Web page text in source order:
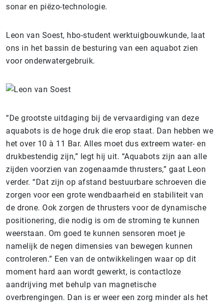
sonar en piëzo-technologie.
Leon van Soest, hbo-student werktuigbouwkunde, laat
ons in het bassin de besturing van een aquabot zien
voor onderwatergebruik.
“De grootste uitdaging bij de vervaardiging van deze
aquabots is de hoge druk die erop staat. Dan hebben we
het over 10 à 11 Bar. Alles moet dus extreem water- en
drukbestendig zijn,” legt hij uit. “Aquabots zijn aan alle
zijden voorzien van zogenaamde thrusters,” gaat Leon
verder. “Dat zijn op afstand bestuurbare schroeven die
zorgen voor een grote wendbaarheid en stabiliteit van
de drone. Ook zorgen de thrusters voor de dynamische
positionering, die nodig is om de stroming te kunnen
weerstaan. Om goed te kunnen sensoren moet je
namelijk de negen dimensies van bewegen kunnen
controleren.” Een van de ontwikkelingen waar op dit
moment hard aan wordt gewerkt, is contactloze
aandrijving met behulp van magnetische
overbrengingen. Dan is er weer een zorg minder als het